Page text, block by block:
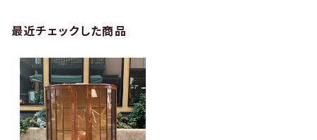
最近チェックした商品